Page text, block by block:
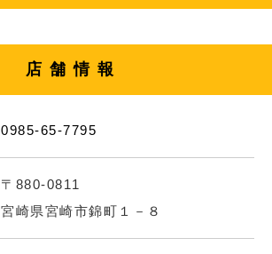
店舗情報
0985-65-7795
〒880-0811
宮崎県宮崎市錦町１－８